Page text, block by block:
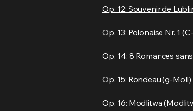
Op. 12: Souvenir de
Op. 13: Polonaise Nr. 1
Op. 14: 8 Romances
Op. 15: Rondeau (g-Moll)
Op. 16: Modlitwa